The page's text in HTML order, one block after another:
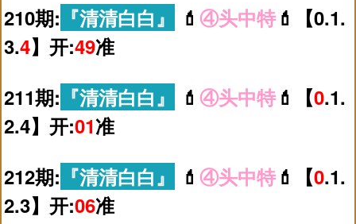
210期: 『清清白白』 💄 ④头中特💄【0.1.
3.4】开:49准
211期: 『清清白白』 💄 ④头中特💄【0.1.
2.4】开:01准
212期: 『清清白白』 💄 ④头中特💄【0.1.
2.3】开:06准